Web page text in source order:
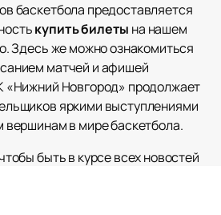
баскетбола предоставляется
купить билеты на нашем
Здесь же можно ознакомиться
матчей и афишей
«Нижний Новгород» продолжает
яркими выступлениями
вершинам в мире баскетбола.
быть в курсе всех новостей